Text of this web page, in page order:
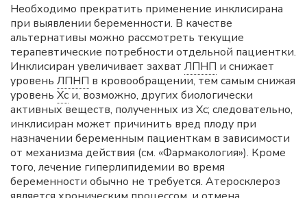
Необходимо прекратить применение инклисирана
при выявлении беременности. В качестве
альтернативы можно рассмотреть текущие
терапевтические потребности отдельной пациентки.
Инклисиран увеличивает захват ЛПНП и снижает
уровень ЛПНП в кровообращении, тем самым снижая
уровень Хс и, возможно, других биологически
активных веществ, полученных из Хс; следовательно,
инклисиран может причинить вред плоду при
назначении беременным пациенткам в зависимости
от механизма действия (см. «Фармакология»). Кроме
того, лечение гиперлипидемии во время
беременности обычно не требуется. Атеросклероз